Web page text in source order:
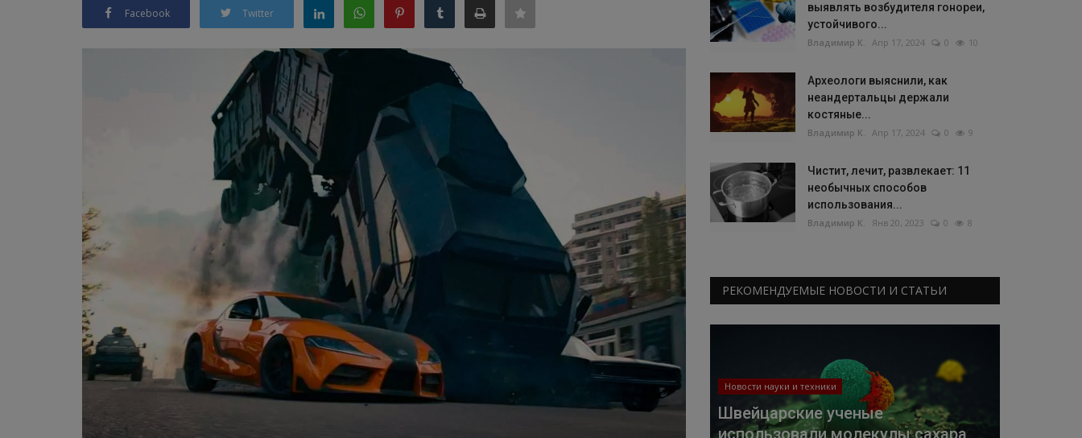
Facebook Twitter
выявлять возбудителя гонореи,
устойчивого...
Владимир К. Апр 17, 2024 0 10
Археологи выяснили, как
неандертальцы держали
костяные...
Владимир К. Апр 17, 2024 0 9
Чистит, лечит, развлекает: 11
необычных способов
использования...
Владимир К. Янв 20, 2023 0 8
РЕКОМЕНДУЕМЫЕ НОВОСТИ И СТАТЬИ
Новости науки и техники
Швейцарские ученые
использовали молекулы сахара